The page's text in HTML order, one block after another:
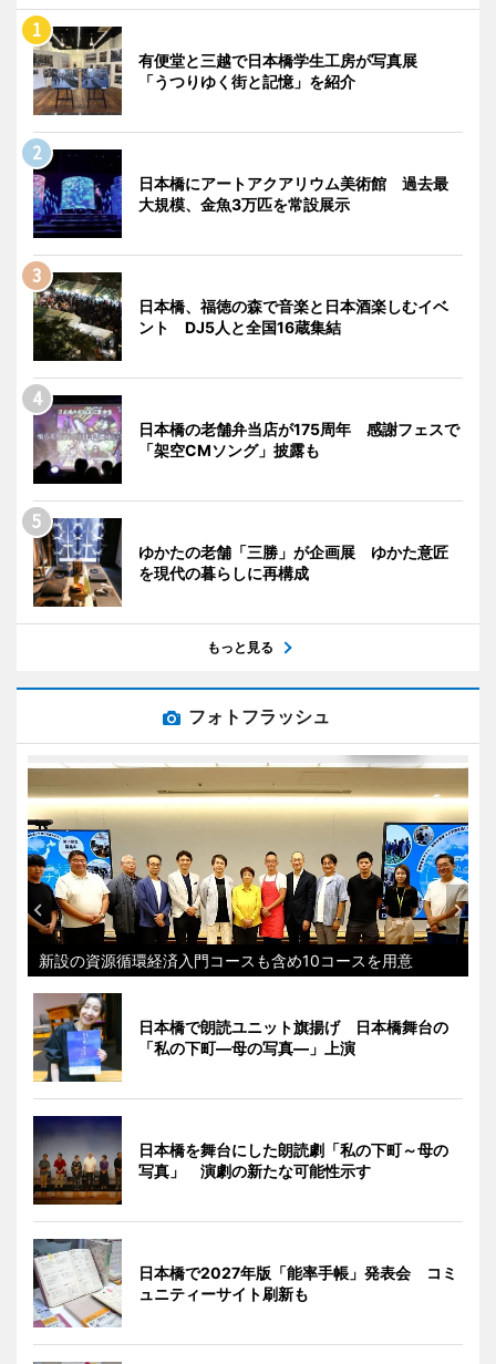
有便堂と三越で日本橋学生工房が写真展
「うつりゆく街と記憶」を紹介
日本橋にアートアクアリウム美術館 過去最
大規模、金魚3万匹を常設展示
日本橋、福徳の森で音楽と日本酒楽しむイベ
ント DJ5人と全国16蔵集結
日本橋の老舗弁当店が175周年 感謝フェスで
「架空CMソング」披露も
ゆかたの老舗「三勝」が企画展 ゆかた意匠
を現代の暮らしに再構成
もっと見る
フォトフラッシュ
新設の資源循環経済入門コースも含め10コースを用意
日本橋で朗読ユニット旗揚げ 日本橋舞台の
「私の下町―母の写真―」上演
日本橋を舞台にした朗読劇「私の下町～母の
写真」 演劇の新たな可能性示す
日本橋で2027年版「能率手帳」発表会 コミ
ュニティーサイト刷新も